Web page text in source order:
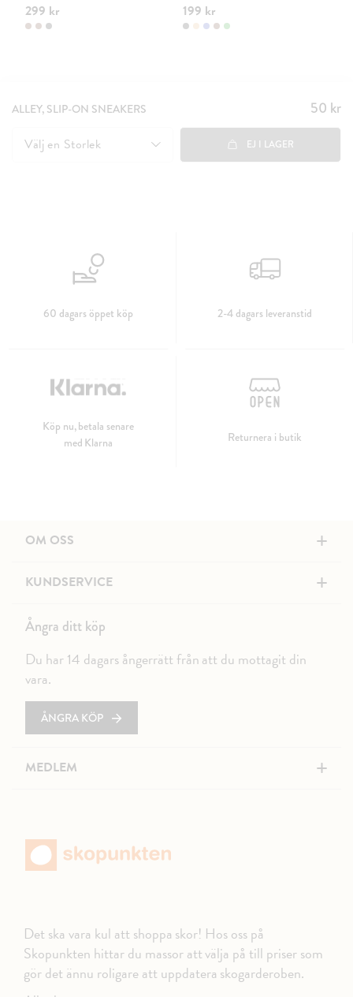
299 kr 199 kr
ALLEY, SLIP-ON SNEAKERS Pris:
50 kr
50 kr
Välj en Storlek EJ I LAGER
60 dagars öppet köp 2-4 dagars leveranstid
Köp nu, betala senare
med Klarna
Returnera i butik
OM OSS +
KUNDSERVICE +
Ångra ditt köp
Du har 14 dagars ångerrätt från att du mottagit din
vara.
ÅNGRA KÖP
MEDLEM +
Det ska vara kul att shoppa skor! Hos oss på
Skopunkten hittar du massor att välja på till priser som
gör det ännu roligare att uppdatera skogarderoben.